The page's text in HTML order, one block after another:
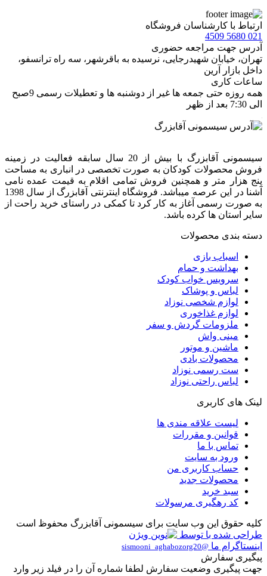
ارتباط با کارشناسان فروشگاه
021 5680 4509
آدرس جهت مراجعه حضوری
تهران، خيابان شهيدرجايى، نرسیده به باقرشهر، سه راه ترانسفو،
داخل بازار آرین
ساعات کاری
همه روزه حتی جمعه ها غیر از دوشنبه ها و تعطیلات رسمی 9صبح
الی 7:30 بعد از ظهر
سیسمونی آقابزرگ با بیش از 20 سال سابقه فعالیت در زمینه
فروش محصولات کودکان به صورت تخصصی در انباری به مساحت
پنج هزار متر و همچنین فروش تمامی اقلام به قیمت عمده نامی
آشنا در این عرصه میباشد. فروشگاه اینترنتی آقابزرگ از سال 1398
به صورت رسمی آغاز به کار کرد تا کمکی در راستای خرید راحت از
سایر استان ها کرده باشد.
دسته بندی محصولات
اسباب بازی
بهداشت و حمام
سرویس خواب کودک
لباس و پوشاک
لوازم شخصی نوزاد
لوازم غذاخوری
ملزومات گردش و سفر
مینی واش
ماشین و موتور
محصولات بادی
ست رسمی نوزاد
لباس راحتی نوزاد
لینک های کاربری
لیست علاقه مندی ها
قوانین و مقررات
تماس با ما
ورود به سایت
حساب کاربری من
محصولات جدید
سبد خرید
کد رهگیری مرسولات
کلیه حقوق این وب سایت برای سیسمونی آقابزرگ محفوظ است
طراحی شده با توسط
اینستاگرام ما @sismooni_aghabozorg20
پیگیری سفارش
جهت پیگیری وضعیت سفارش لطفا شماره آن را در فیلد زیر وارد